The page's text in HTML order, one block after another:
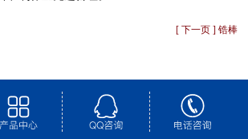
[ 下一页 ] 锆棒